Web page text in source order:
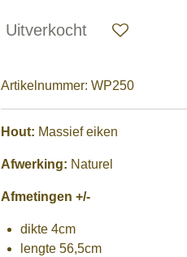
Uitverkocht
Artikelnummer: WP250
Hout: Massief eiken
Afwerking: Naturel
Afmetingen +/-
dikte 4cm
lengte 56,5cm